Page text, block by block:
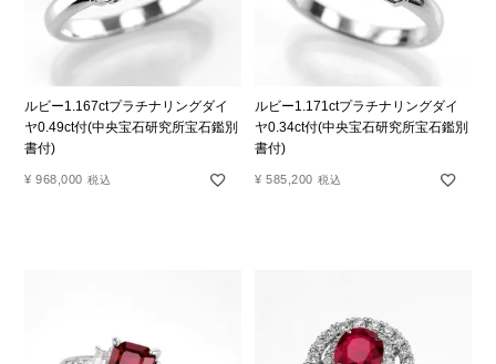
ルビー1.167ctプラチナリングダイ
ヤ0.49ct付(中央宝石研究所宝石鑑別
書付)
¥ 968,000 税込
ルビー1.171ctプラチナリングダイ
ヤ0.34ct付(中央宝石研究所宝石鑑別
書付)
¥ 585,200 税込